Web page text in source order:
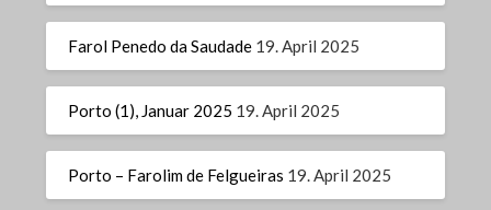
Farol Penedo da Saudade 19. April 2025
Porto (1), Januar 2025 19. April 2025
Porto – Farolim de Felgueiras 19. April 2025